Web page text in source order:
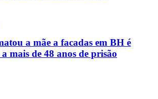
a mãe a facadas em BH é
mais de 48 anos de prisão